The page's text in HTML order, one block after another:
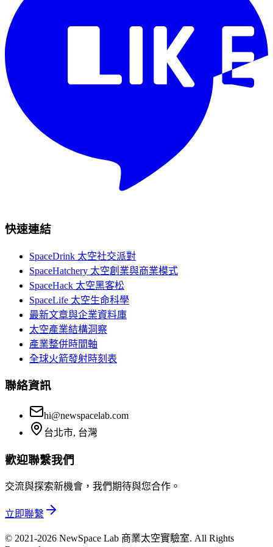
快速連結
SpaceDrink 太空社交派對
SpaceHatchery 太空創業與商業模式
SpaceHack 太空黑客松
SpaceLife 太空生命科學
最新文章與企業資料庫
太空產業結構洞察
產業整併時間軸
全球火箭發射時刻表
聯絡資訊
hi@newspacelab.com
台北市, 台灣
歡迎聯繫我們
交流與探索新機會，我們期待與您合作。
立即聯繫
© 2021-2026 NewSpace Lab 商業太空實驗室. All Rights